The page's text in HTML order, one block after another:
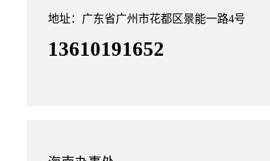
地址：广东省广州市花都区景能一路4号
13610191652